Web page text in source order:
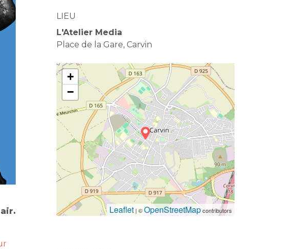
LIEU
L'Atelier Media
Place de la Gare, Carvin
+
−
Leaflet | ©OpenStreetMapcontributors